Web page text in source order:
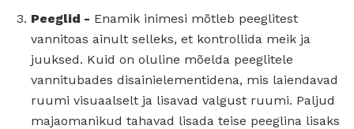
Peeglid - Enamik inimesi mõtleb peeglitest
vannitoas ainult selleks, et kontrollida meik ja
juuksed. Kuid on oluline mõelda peeglitele
vannitubades disainielementidena, mis laiendavad
ruumi visuaalselt ja lisavad valgust ruumi. Paljud
majaomanikud tahavad lisada teise peeglina lisaks